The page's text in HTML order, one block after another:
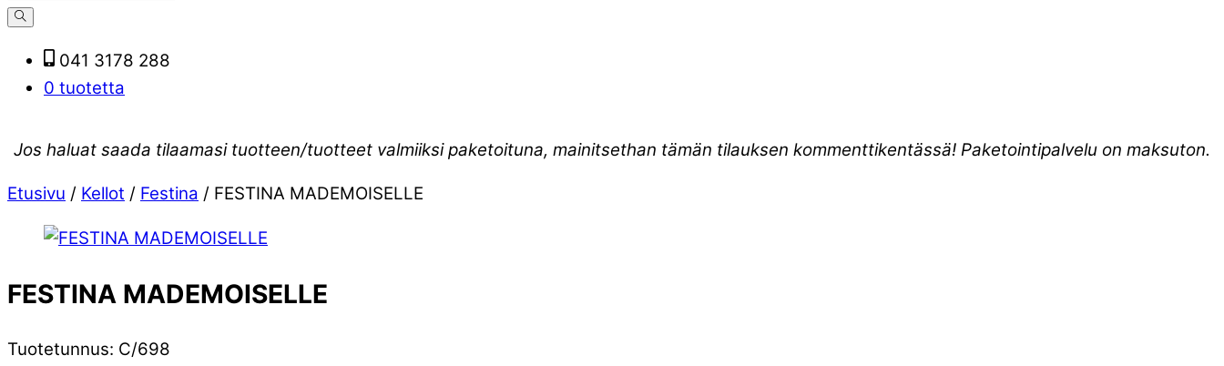
041 3178 288
0 tuotetta
Jos haluat saada tilaamasi tuotteen/tuotteet valmiiksi paketoituna, mainitsethan tämän tilauksen kommenttikentässä! Paketointipalvelu on maksuton.
Etusivu / Kellot / Festina / FESTINA MADEMOISELLE
FESTINA MADEMOISELLE
Tuotetunnus: C/698